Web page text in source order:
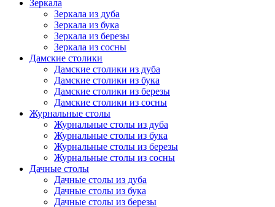
Зеркала
Зеркала из дуба
Зеркала из бука
Зеркала из березы
Зеркала из сосны
Дамские столики
Дамские столики из дуба
Дамские столики из бука
Дамские столики из березы
Дамские столики из сосны
Журнальные столы
Журнальные столы из дуба
Журнальные столы из бука
Журнальные столы из березы
Журнальные столы из сосны
Дачные столы
Дачные столы из дуба
Дачные столы из бука
Дачные столы из березы